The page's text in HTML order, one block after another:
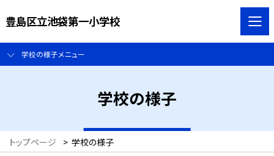
豊島区立池袋第一小学校
学校の様子メニュー
学校の様子
トップページ > 学校の様子